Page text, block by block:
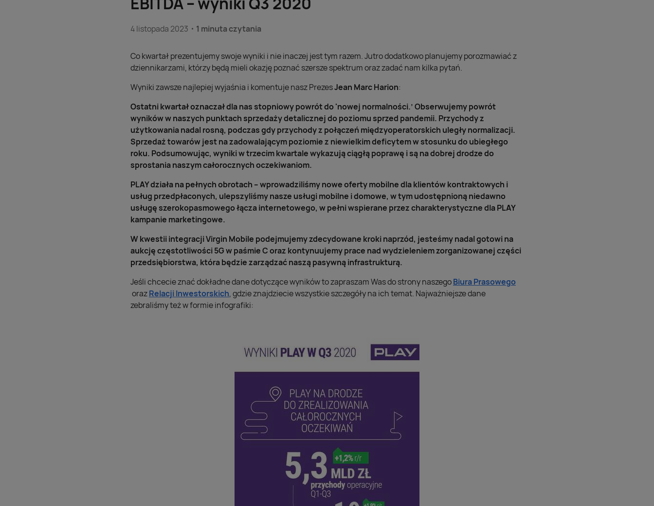
4 listopada 2023 1 minuta czytania
Co kwartał prezentujemy swoje wyniki i nie inaczej jest tym razem. Jutro dodatkowo planujemy porozmawiać z
dziennikarzami, którzy będą mieli okazję poznać szersze spektrum oraz zadać nam kilka pytań.
Wyniki zawsze najlepiej wyjaśnia i komentuje nasz PrezesJean Marc Harion:
Ostatni kwartał oznaczał dla nas stopniowy powrót do 'nowej normalności.’ Obserwujemy powrót
wyników w naszych punktach sprzedaży detalicznej do poziomu sprzed pandemii. Przychody z
użytkowania nadal rosną, podczas gdy przychody z połączeń międzyoperatorskich uległy normalizacji.
Sprzedaż towarów jest na zadowalającym poziomie z niewielkim deficytem w stosunku do ubiegłego
roku. Podsumowując, wyniki w trzecim kwartale wykazują ciągłą poprawę i są na dobrej drodze do
sprostania naszym całorocznych oczekiwaniom.
PLAY działa na pełnych obrotach – wprowadziliśmy nowe oferty mobilne dla klientów kontraktowych i
usług przedpłaconych, ulepszyliśmy nasze usługi mobilne i domowe, w tym udostępnioną niedawno
usługę szerokopasmowego łącza internetowego, w pełni wspierane przez charakterystyczne dla PLAY
kampanie marketingowe.
W kwestii integracji Virgin Mobile podejmujemy zdecydowane kroki naprzód, jesteśmy nadal gotowi na
aukcję częstotliwości 5G w paśmie C oraz kontynuujemy prace nad wydzieleniem zorganizowanej części
przedsiębiorstwa, która będzie zarządzać naszą pasywną infrastrukturą.
Jeśli chcecie znać dokładne dane dotyczące wyników to zapraszam Was do strony naszegoBiura Prasowego
orazRelacji Inwestorskich, gdzie znajdziecie wszystkie szczegóły na ich temat. Najważniejsze dane
zebraliśmy też w formie infografiki: